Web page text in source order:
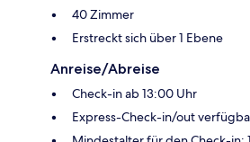
40 Zimmer
Erstreckt sich über 1 Ebene
Anreise/Abreise
Check-in ab 13:00 Uhr
Express-Check-in/out